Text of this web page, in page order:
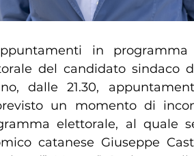
in
del candidato sindaco
dalle 21.30,
un momento di
elettorale, al quale
catanese Giuseppe